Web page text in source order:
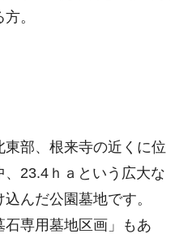
。
部、根来寺の近くに位
23.4ｈａという広大な
んだ公園墓地です。
専用墓地区画」もあ